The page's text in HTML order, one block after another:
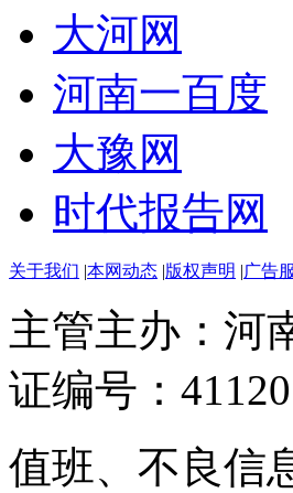
大河网
河南一百度
大豫网
时代报告网
关于我们 本网动态 版权声明 广告
主管主办：河
证编号：
值班、不良信